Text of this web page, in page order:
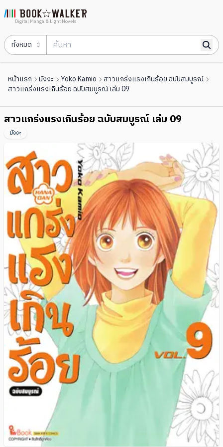
Digital Manga & Light Novels
ทั้งหมด
หน้าแรก มังงะ Yoko Kamio
สาวแกร่งแรงเกินร้อย ฉบับสมบูรณ์
สาวแกร่งแรงเกินร้อย ฉบับสมบูรณ์ เล่ม 09
สาวแกร่งแรงเกินร้อย ฉบับสมบูรณ์ เล่ม 09
มังงะ